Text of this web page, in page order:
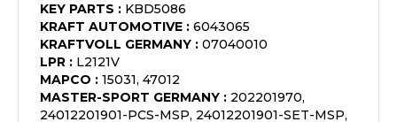
KEY PARTS : KBD5086
KRAFT AUTOMOTIVE : 6043065
KRAFTVOLL GERMANY : 07040010
LPR : L2121V
MAPCO : 15031, 47012
MASTER-SPORT GERMANY : 202201970,
24012201901-PCS-MSP, 24012201901-SET-MSP,